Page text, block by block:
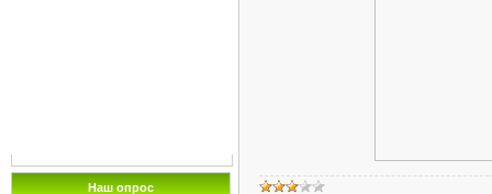
Наш опрос